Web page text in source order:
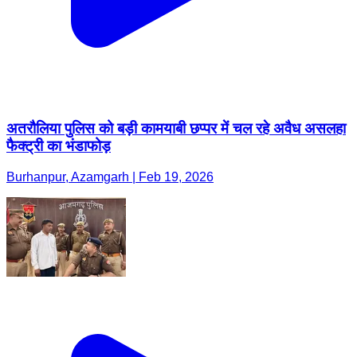
अतरौलिया पुलिस को बड़ी कामयाबी छप्पर में चल रहे अवैध असलहा
फैक्ट्री का भंडाफोड़
Burhanpur, Azamgarh | Feb 19, 2026